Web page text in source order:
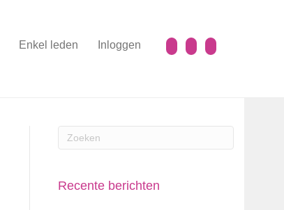
Enkel leden Inloggen
Recente berichten